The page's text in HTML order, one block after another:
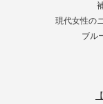
現代女性の
ブル